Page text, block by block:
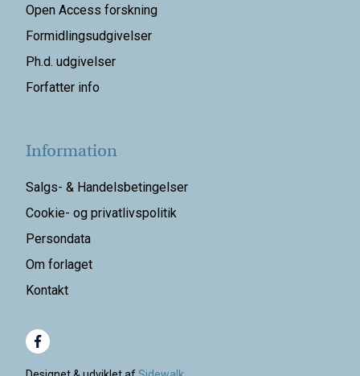
Open Access forskning
Formidlingsudgivelser
Ph.d. udgivelser
Forfatter info
Information
Salgs- & Handelsbetingelser
Cookie- og privatlivspolitik
Persondata
Om forlaget
Kontakt